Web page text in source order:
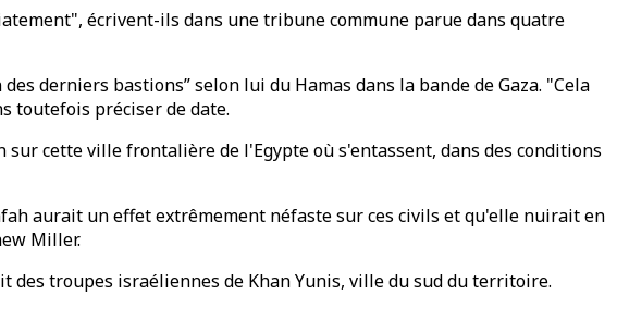
écrivent-ils dans une tribune commune parue dans quatre
derniers bastions” selon lui du Hamas dans la bande de Gaza. "Cela
toutefois préciser de date.
cette ville frontalière de l'Egypte où s'entassent, dans des conditions
aurait un effet extrêmement néfaste sur ces civils et qu'elle nuirait en
Miller.
troupes israéliennes de Khan Yunis, ville du sud du territoire.